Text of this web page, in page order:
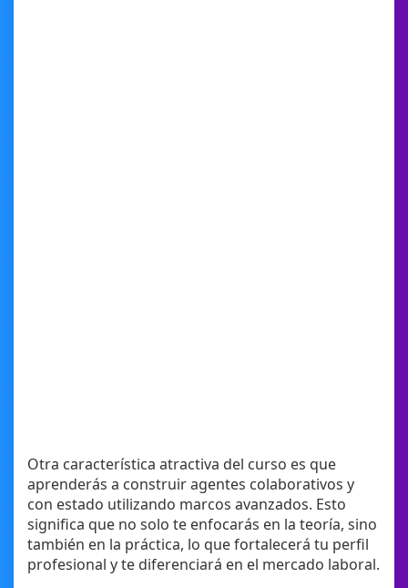
Otra característica atractiva del curso es que
aprenderás a construir agentes colaborativos y
con estado utilizando marcos avanzados. Esto
significa que no solo te enfocarás en la teoría, sino
también en la práctica, lo que fortalecerá tu perfil
profesional y te diferenciará en el mercado laboral.